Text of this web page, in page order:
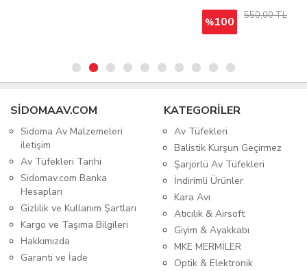
SIDOMAAV.COM
Sidoma Av Malzemeleri
iletişim
Av Tüfekleri Tarihi
Sidomav.com Banka
Hesapları
Gizlilik ve Kullanım Şartları
Kargo ve Taşıma Bilgileri
Hakkımızda
Garanti ve İade
KATEGORİLER
Av Tüfekleri
Balistik Kurşun Geçirmez
Şarjörlü Av Tüfekleri
İndirimli Ürünler
Kara Avı
Atıcılık & Airsoft
Giyim & Ayakkabı
MKE MERMİLER
Optik & Elektronik